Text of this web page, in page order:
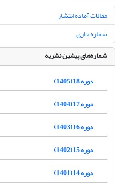
مقالات آماده انتشار
شماره جاری
شماره‌های پیشین نشریه
دوره 18 (1405)
دوره 17 (1404)
دوره 16 (1403)
دوره 15 (1402)
دوره 14 (1401)